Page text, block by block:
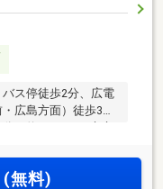
ス停徒歩2分、広電
広島方面）徒歩3分
内駐車場。15階建
(無料)